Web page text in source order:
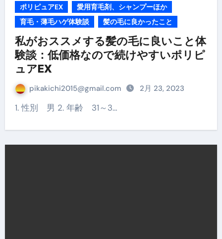
ポリピュアEX
愛用育毛剤、シャンプーほか
育毛・薄毛ハゲ体験談
髪の毛に良かったこと
私がおススメする髪の毛に良いこと体
験談：低価格なので続けやすいポリピ
ュアEX
pikakichi2015@gmail.com 2月 23, 2023
1. 性別 男 2. 年齢 31～3…